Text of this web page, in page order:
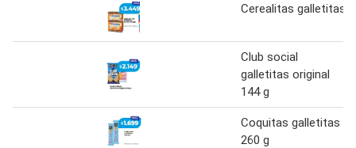
Cerealitas galletitas
Club social
galletitas original
144 g
Coquitas galletitas
260 g